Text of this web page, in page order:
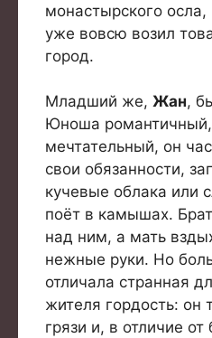
монастырского
уже вовсю возил
город.
Младший же, Жан,
Юноша романтичный,
мечтательный, он
свои обязанности,
кучевые облака или
поёт в камышах.
над ним, а мать
нежные руки. Но
отличала странная
жителя гордость: он
грязи и, в отличие